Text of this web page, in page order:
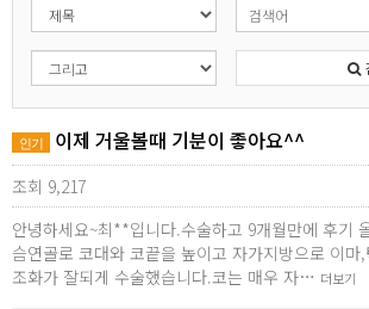
인기 이제 거울볼때 기분이 좋아요^^
조회 9,217
안녕하세요~최**입니다.수술하고 9개월만에 후기
슴연골로 코대와 코끝을 높이고 자가지방으로 이마
조화가 잘되게 수술했습니다.코는 매우 자… 더보기